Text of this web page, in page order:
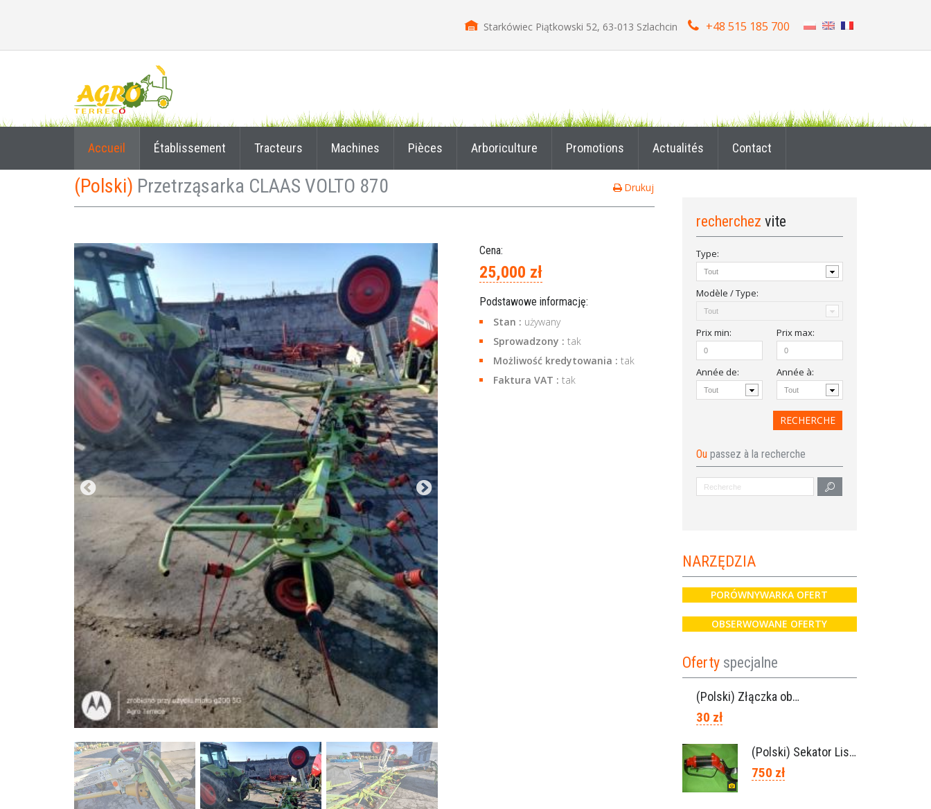
Starkówiec Piątkowski 52, 63-013 Szlachcin +48 515 185 700
Accueil Établissement Tracteurs Machines Pièces Arboriculture Promotions Actualités Contact
(Polski) Przetrząsarka CLAAS VOLTO 870 Drukuj
Cena:
25,000 zł
Podstawowe informację:
Stan : używany
Sprowadzony : tak
Możliwość kredytowania : tak
Faktura VAT : tak
recherchez vite
Type:
Modèle / Type:
Prixmin: Prixmax:
Année de: Année à:
Ou passez à la recherche
NARZĘDZIA
PORÓWNYWARKA OFERT
OBSERWOWANE OFERTY
Oferty specjalne
(Polski) Złączka obrotowa Lisam do węża 6×8 / Ref. 0160.0100
30 zł
(Polski) Sekator Lisam SLY / przedłużki 0,5m 1m (Włochy)
750 zł